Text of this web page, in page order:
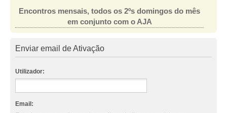
Encontros mensais, todos os 2ºs domingos do mês
em conjunto com o AJA
Enviar email de Ativação
Utilizador:
Email: